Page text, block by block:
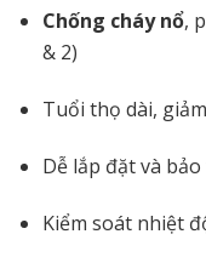
Chống cháy nổ,
& 2)
Tuổi thọ dài,
Dễ lắp đặt và
Kiểm soát nhiệt